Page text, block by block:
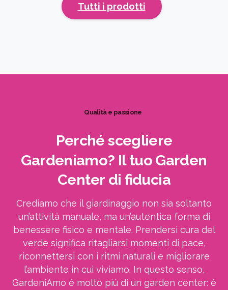
Tutti i prodotti
Qualità e passione
Perché scegliere
Gardeniamo? Il tuo Garden
Center di fiducia
Crediamo che il giardinaggio non sia soltanto
un’attività manuale, ma un’autentica forma di
benessere fisico e mentale. Prendersi cura del
verde significa ritagliarsi momenti di pace,
riconnettersi con i ritmi naturali e migliorare
l’ambiente in cui viviamo. In questo senso,
GardeniAmo è molto più di un garden center: è